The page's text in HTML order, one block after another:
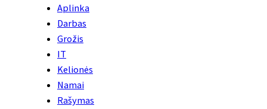
Aplinka
Darbas
Grožis
IT
Kelionės
Namai
Rašymas